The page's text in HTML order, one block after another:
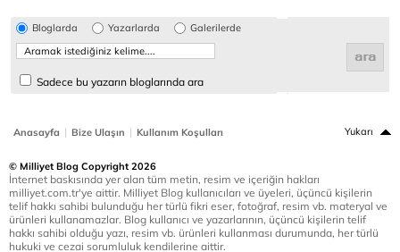
Bloglarda Yazarlarda Galerilerde
Sadece bu yazarın bloglarında ara
Anasayfa | Bize Ulaşın | Kullanım Koşulları Yukarı
© Milliyet Blog Copyright 2026
İnternet baskısında yer alan tüm metin, resim ve içeriğin hakları
milliyet.com.tr'ye aittir. Milliyet Blog kullanıcıları ve üyeleri, üçüncü kişilerin
telif hakkı sahibi bulunduğu her türlü fikri eser, fotoğraf, resim vb. materyal ve
ürünleri kullanamazlar. Blog kullanıcı ve yazarlarının, üçüncü kişilerin telif
hakkı sahibi olduğu yazı, resim vb. ürünleri kullanması durumunda, her türlü
hukuki ve cezai sorumluluk kendilerine aittir.